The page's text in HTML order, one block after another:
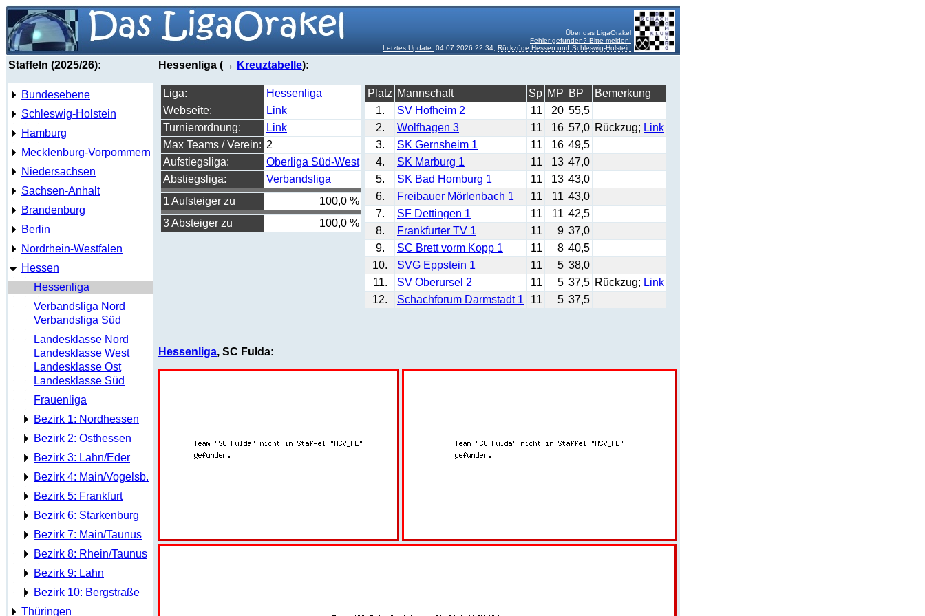
Über das LigaOrakel
Fehler gefunden? Bitte melden!
Letztes Update: 04.07.2026 22:34, Rückzüge Hessen und Schleswig-Holstein
Staffeln (2025/26):
Bundesebene
Schleswig-Holstein
Hamburg
Mecklenburg-Vorpommern
Niedersachsen
Sachsen-Anhalt
Brandenburg
Berlin
Nordrhein-Westfalen
Hessen
Hessenliga
Verbandsliga Nord
Verbandsliga Süd
Landesklasse Nord
Landesklasse West
Landesklasse Ost
Landesklasse Süd
Frauenliga
Bezirk 1: Nordhessen
Bezirk 2: Osthessen
Bezirk 3: Lahn/Eder
Bezirk 4: Main/Vogelsb.
Bezirk 5: Frankfurt
Bezirk 6: Starkenburg
Bezirk 7: Main/Taunus
Bezirk 8: Rhein/Taunus
Bezirk 9: Lahn
Bezirk 10: Bergstraße
Thüringen
Hessenliga (→ Kreuztabelle):
Liga:
Hessenliga
Webseite:
Link
Turnierordnung:
Link
Max Teams / Verein: 2
Aufstiegsliga:
Oberliga Süd-West
Abstiegsliga:
Verbandsliga
1 Aufsteiger zu
100,0 %
3 Absteiger zu
100,0 %
Platz Mannschaft Sp MP BP
Bemerkung
1.
SV Hofheim 2 11 20 55,5
2.
Wolfhagen 3 11 16 57,0 Rückzug; Link
3.
SK Gernsheim 1 11 16 49,5
4.
SK Marburg 1 11 13 47,0
5.
SK Bad Homburg 1 11 13 43,0
6.
Freibauer Mörlenbach 1 11 11 43,0
7.
SF Dettingen 1 11 11 42,5
8.
Frankfurter TV 1 11 9 37,0
9.
SC Brett vorm Kopp 1 11 8 40,5
10.
SVG Eppstein 1 11 5 38,0
11.
SV Oberursel 2 11 5 37,5 Rückzug; Link
12.
Schachforum Darmstadt 1 11 5 37,5
Hessenliga, SC Fulda: